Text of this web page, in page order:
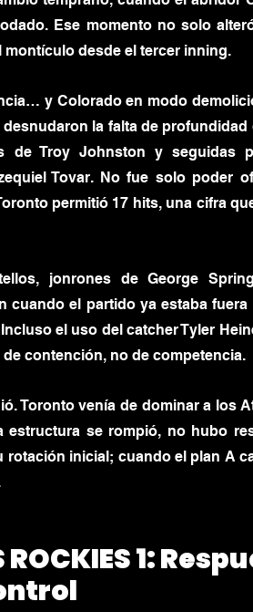
Ese momento no solo
desde el tercer inning.
y Colorado en modo
la falta de profundidad
de Troy Johnston y seguidas
Tovar. No fue solo poder
permitió 17 hits, una cifra
jonrones de George
cuando el partido ya estaba fuera
el uso del catcher Tyler
contención, no de competencia.
Toronto venía de dominar a los
se rompió, no hubo
inicial; cuando el plan A
ROCKIES 1: